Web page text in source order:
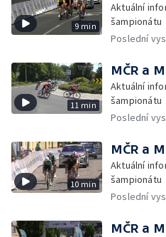
9 min
Aktuální
šampionátu
Poslední
11 min
MČR a
Aktuální
šampionátu
Poslední
10 min
MČR a
Aktuální
šampionátu
Poslední
MČR a